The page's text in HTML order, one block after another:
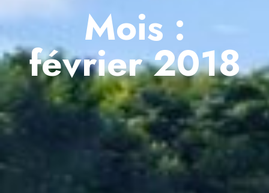
Mois :
février 2018